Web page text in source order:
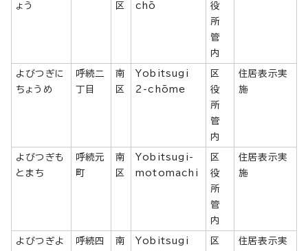
ょう
区
chō
役
所
管
内
よびつぎに
ちょうめ
呼続二
丁目
南
区
Yobitsugi
2-chōme
区
役
所
管
内
住居表示実
施
よびつぎも
とまち
呼続元
町
南
区
Yobitsugi-
motomachi
区
役
所
管
内
住居表示実
施
よびつぎよ
呼続四
南
Yobitsugi
区
住居表示実